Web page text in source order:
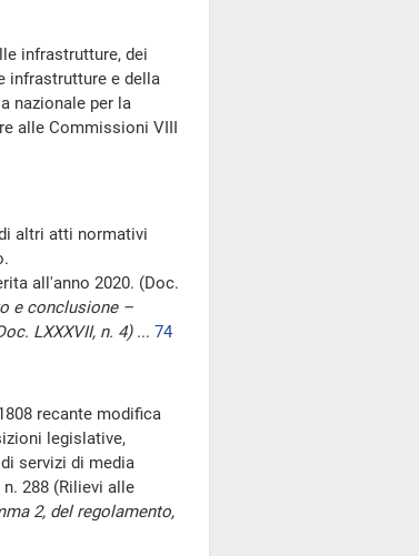
infrastrutture, dei
infrastrutture e della
nazionale per la
alle Commissioni VIII
altri atti normativi
all'anno 2020. (Doc.
e conclusione –
LXXXVII, n. 4)... 74
recante modifica
legislative,
servizi di media
288 (Rilievi alle
2, del regolamento,